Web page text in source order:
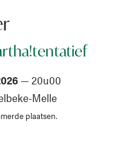
— 20u00
Melle
plaatsen.